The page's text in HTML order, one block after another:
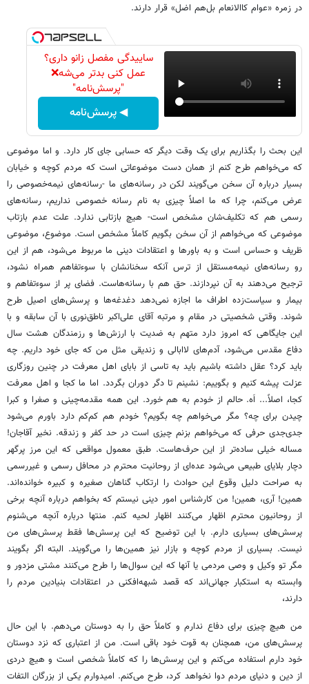
در زمره «عوام کاالانعام بل‌هم اضل» قرار دارند.
ساییدگی مفصل زانو داری؟
عمل کنی بدتر می‌شه❌
"پرسش‌نامه"
◀ پرسش‌نامه
این بحث را بگذاریم برای یک وقت دیگر که حسابی جای کار دارد. و اما موضوعی
که می‌خواهم طرح کنم از همان دست موضوعاتی است که مردم کوچه و خیابان
بسیار درباره آن سخن می‌گویند لکن در رسانه‌های ما -رسانه‌های نیمه‌خصوصی را
عرض می‌کنم، چرا که ما اصلاً چیزی به نام رسانه خصوصی نداریم، رسانه‌های
رسمی هم که تکلیف‌شان مشخص است- هیچ بازتابی ندارد. علت عدم بازتاب
موضوعی که می‌خواهم از آن سخن بگویم کاملاً مشخص است. موضوع، موضوعی
ظریف و حساس است و به باورها و اعتقادات دینی ما مربوط می‌شود، هم از این
رو رسانه‌های نیمه‌مستقل از ترس آنکه سخنانشان با سوءتفاهم همراه نشود،
ترجیح می‌دهند به آن نپردازند. حق هم با رسانه‌هاست. فضای پر از سوءتفاهم و
بیمار و سیاست‌زده اطراف ما اجازه نمی‌دهد دغدغه‌ها و پرسش‌های اصیل طرح
شوند. وقتی شخصیتی در مقام و مرتبه آقای علی‌اکبر ناطق‌نوری با آن سابقه و با
این جایگاهی که امروز دارد متهم به ضدیت با ارزش‌ها و رزمندگان هشت سال
دفاع مقدس می‌شود، آدم‌های لاابالی و زندیقی مثل من که جای خود داریم. چه
باید کرد؟ عقل داشته باشیم باید به تاسی از بابای اهل معرفت در چنین روزگاری
عزلت پیشه کنیم و بگوییم: نشینم تا دگر دوران بگردد. اما ما کجا و اهل معرفت
کجا، اصلاً... اَه. حالم از خودم به هم خورد. این همه مقدمه‌چینی و صغرا و کبرا
چیدن برای چه؟ مگر می‌خواهم چه بگویم؟ خودم هم کم‌کم دارد باورم می‌شود
جدی‌جدی حرفی که می‌خواهم بزنم چیزی است در حد کفر و زندقه. نخیر آقاجان!
مساله خیلی ساده‌تر از این حرف‌هاست. طبق معمول مواقعی که این مرز پرگهر
دچار بلایای طبیعی می‌شود عده‌ای از روحانیت محترم در محافل رسمی و غیررسمی
به صراحت دلیل وقوع این حوادث را ارتکاب گناهان صغیره و کبیره خوانده‌اند.
همین! آری، همین! من کارشناس امور دینی نیستم که بخواهم درباره آنچه برخی
از روحانیون محترم اظهار می‌کنند اظهار لحیه کنم. منتها درباره آنچه می‌شنوم
پرسش‌های بسیاری دارم. با این توضیح که این پرسش‌ها فقط پرسش‌های من
نیست. بسیاری از مردم کوچه و بازار نیز همین‌ها را می‌گویند. البته اگر بگویند
مگر تو وکیل و وصی مردمی یا آنها که این سوال‌ها را طرح می‌کنند مشتی مزدور و
وابسته به استکبار جهانی‌اند که قصد شبهه‌افکنی در اعتقادات بنیادین مردم را
دارند،
من هیچ چیزی برای دفاع ندارم و کاملاً حق را به دوستان می‌دهم. با این حال
پرسش‌های من، همچنان به قوت خود باقی است. من از اعتباری که نزد دوستان
خود دارم استفاده می‌کنم و این پرسش‌ها را که کاملاً شخصی است و هیچ دردی
از دین و دنیای مردم دوا نخواهد کرد، طرح می‌کنم. امیدوارم یکی از بزرگان التفات